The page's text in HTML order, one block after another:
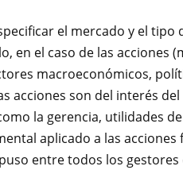
el mercado y el tipo
en el caso de las acciones
macroeconómicos,
acciones son del interés del
la gerencia, utilidades
aplicado a las acciones
entre todos los gestores